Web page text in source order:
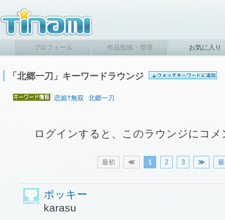
プロフィール 作品投稿・管理 お気に入り
「北郷一刀」キーワードラウンジ
恋姫†無双 北郷一刀
ログインすると、このラウンジにコ
最初 ≪ 1 2 3 ≫
ポッキー
karasu